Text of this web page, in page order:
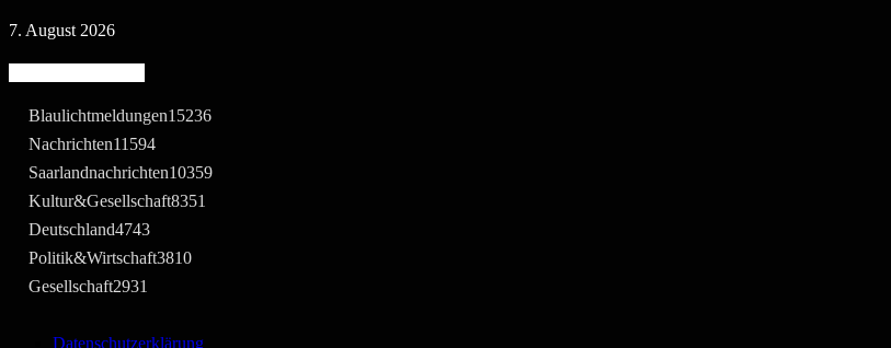
7. August 2026
Blaulichtmeldungen15236
Nachrichten11594
Saarlandnachrichten10359
Kultur&Gesellschaft8351
Deutschland4743
Politik&Wirtschaft3810
Gesellschaft2931
Datenschutzerklärung